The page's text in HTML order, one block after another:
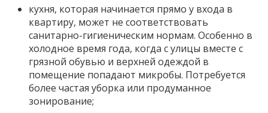
кухня, которая начинается прямо у входа в
квартиру, может не соответствовать
санитарно-гигиеническим нормам. Особенно в
холодное время года, когда с улицы вместе с
грязной обувью и верхней одеждой в
помещение попадают микробы. Потребуется
более частая уборка или продуманное
зонирование;